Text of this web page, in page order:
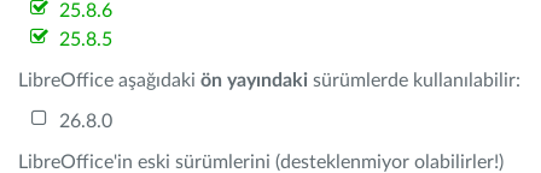
25.8.6
25.8.5
LibreOffice aşağıdaki ön yayındaki sürümlerde kullanılabilir:
26.8.0
LibreOffice'in eski sürümlerini (desteklenmiyor olabilirler!)